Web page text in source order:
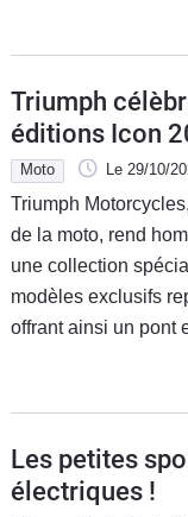
Triumph
éditions Icon
Moto Le 29/10/
Triumph
de la moto, rend
une collection
modèles exclusifs
offrant ainsi un pont
Les petites
électriques !